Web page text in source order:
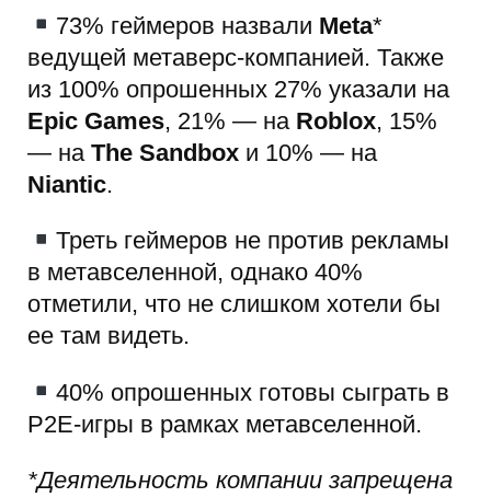
73% геймеров назвали Meta*
ведущей метаверс-компанией. Также
из 100% опрошенных 27% указали на
Epic Games, 21% — на Roblox, 15%
— на The Sandbox и 10% — на
Niantic.
Треть геймеров не против рекламы
в метавселенной, однако 40%
отметили, что не слишком хотели бы
ее там видеть.
40% опрошенных готовы сыграть в
P2E-игры в рамках метавселенной.
*Деятельность компании запрещена